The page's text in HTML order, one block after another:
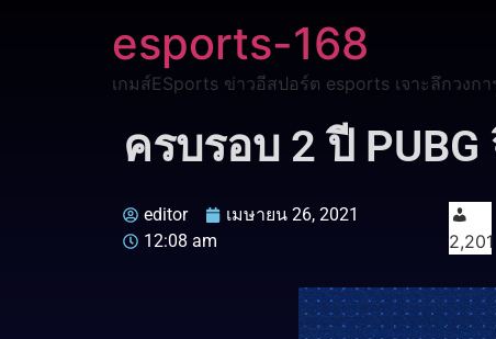
esports-168
เกมส์ESports ข่าวอีสปอร์ต esports เจาะลึกวงก
ครบรอบ 2 ปี
editor
เมษายน 26, 2021
12:08 am
2,201